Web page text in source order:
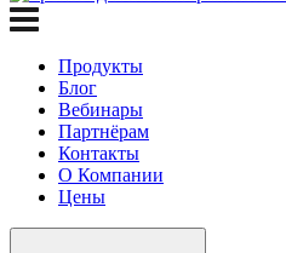
Продукты
Блог
Вебинары
Партнёрам
Контакты
О Компании
Цены